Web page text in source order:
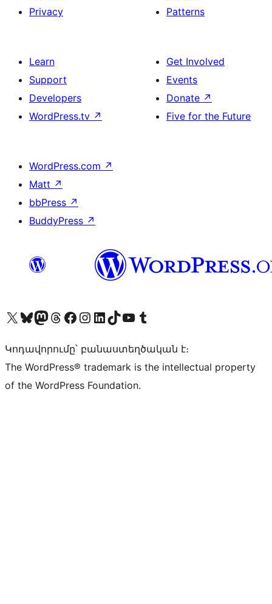
Privacy
Patterns
Learn
Support
Developers
WordPress.tv ↗
Get Involved
Events
Donate ↗
Five for the Future
WordPress.com ↗
Matt ↗
bbPress ↗
BuddyPress ↗
Visit our X (formerly Twitter) account
Visit our Bluesky account
Visit our Mastodon account
Visit our Threads account
Visit our Facebook page
Visit our Instagram account
Visit our LinkedIn account
Visit our TikTok account
Visit our YouTube channel
Visit our Tumblr account
Կոդավորումը՝ բանաստեղծական է։
The WordPress® trademark is the intellectual property
of the WordPress Foundation.